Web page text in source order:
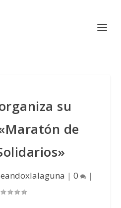
su
de
| 0 |